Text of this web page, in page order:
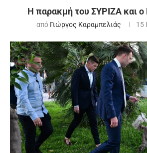
Η παρακμή του ΣΥΡΙΖΑ και
από Γιώργος Καραμπελιάς 15